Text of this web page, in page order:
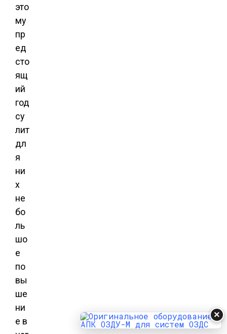
это
му
пр
ед
сто
ящ
ий
год
су
лит
дл
я
ни
х
не
бо
ль
шо
е
по
вы
ше
ни
е в
×